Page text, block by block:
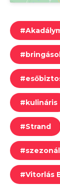
#
#
#
#kulináris
#Strand
#
#Vitorlás